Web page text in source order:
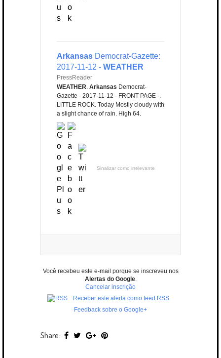
Arkansas Democrat-Gazette:
2017-11-12 - WEATHER
PressReader
WEATHER. Arkansas Democrat-
Gazette - 2017-11-12 - FRONT PAGE -.
LITTLE ROCK. Today Mostly cloudy with
a slight chance of rain. High 64.
Sinalizar como irrelevante
Você recebeu este e-mail porque se inscreveu nos
Alertas do Google.
Cancelar inscrição
Receber este alerta como feed RSS
Feedback sobre o Google+
Share: